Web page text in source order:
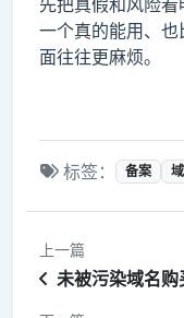
一个真的能用、
面往往更麻烦。
标签： 备案
上一篇
未被污染域名购买